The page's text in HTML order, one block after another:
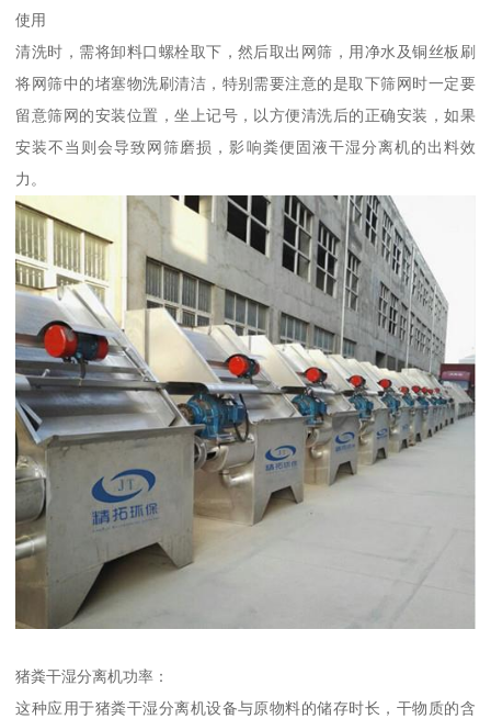
使用
清洗时，需将卸料口螺栓取下，然后取出网筛，用净水及铜丝板刷
将网筛中的堵塞物洗刷清洁，特别需要注意的是取下筛网时一定要
留意筛网的安装位置，坐上记号，以方便清洗后的正确安装，如果
安装不当则会导致网筛磨损，影响粪便固液干湿分离机的出料效
力。
猪粪干湿分离机功率：
这种应用于猪粪干湿分离机设备与原物料的储存时长，干物质的含